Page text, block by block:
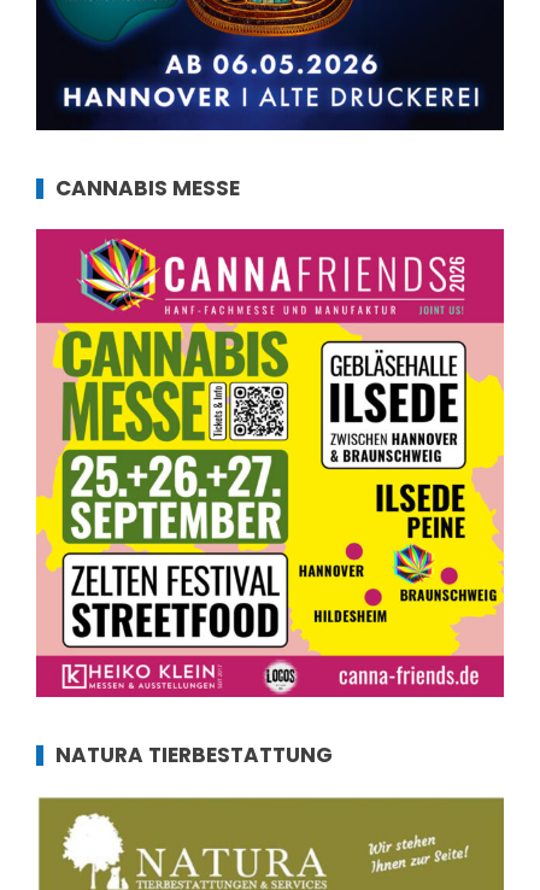
CANNABIS MESSE
NATURA TIERBESTATTUNG